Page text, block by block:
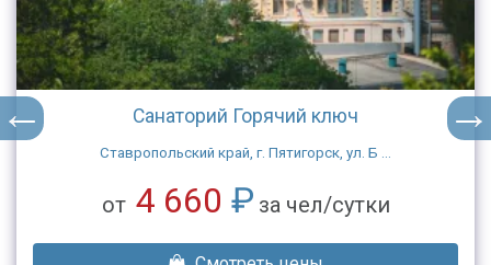
Санаторий Горячий ключ
Ставропольский край, г. Пятигорск, ул. Б ...
от 4 660 ₽ за чел/сутки